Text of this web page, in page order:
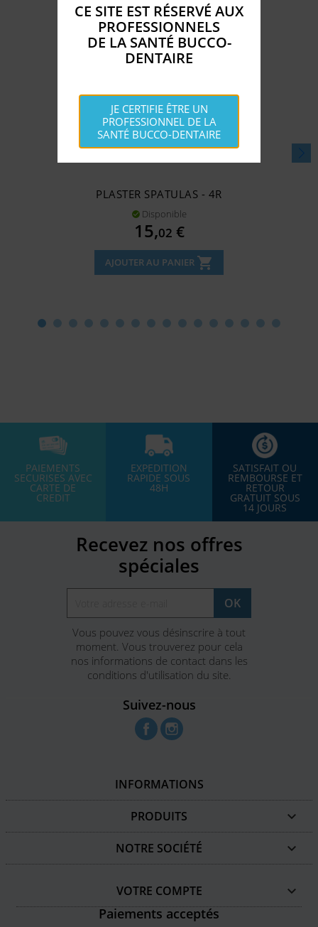
PLASTER SPATULAS - 4R
 Disponible
Prix
15,02 €
AJOUTER AU PANIER shopping_cart
PAIEMENTS
SECURISES AVEC
CARTE DE
CREDIT
EXPEDITION
RAPIDE SOUS
48H
SATISFAIT OU
REMBOURSE ET
RETOUR
GRATUIT SOUS
14 JOURS
Recevez nos offres
spéciales
Vous pouvez vous désinscrire à tout
moment. Vous trouverez pour cela
nos informations de contact dans les
conditions d'utilisation du site.
Suivez-nous
Facebook
INFORMATIONS
PRODUITS 
NOTRE SOCIÉTÉ 
VOTRE COMPTE

Paiements acceptés
CE SITE EST RÉSERVÉ AUX
PROFESSIONNELS
DE LA SANTÉ BUCCO-
DENTAIRE
JE CERTIFIE ÊTRE UN
PROFESSIONNEL DE LA
SANTÉ BUCCO-DENTAIRE